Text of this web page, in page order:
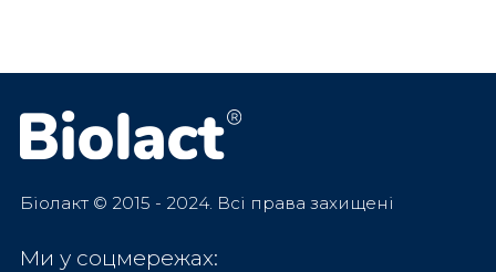
Біолакт © 2015 - 2024. Всі права захищені
Ми у соцмережах: